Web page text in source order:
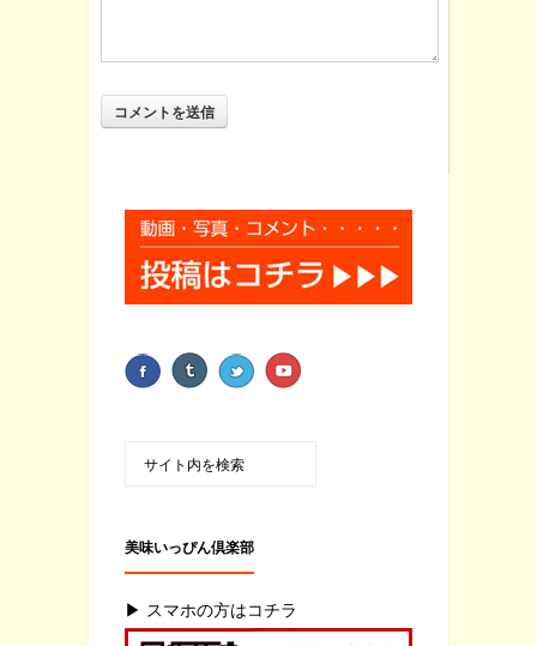
美味いっぴん倶楽部
▶ スマホの方はコチラ